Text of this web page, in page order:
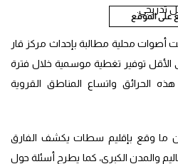
على الموقع
تدريجي.
أصوات محلية مطالبة بإحداث مركز قار
الأقل توفير تغطية موسمية خلال فترة
الحرائق واتساع المناطق القروية
ما وقع بإقليم سطات يكشف الفارق
والمدن الكبرى، كما يطرح أسئلة حول